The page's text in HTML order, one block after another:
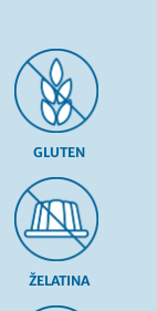
GLUTEN
ŽELATINA